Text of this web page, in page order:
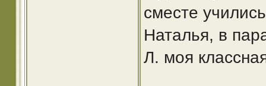
сместе
Наталья, в
Л. моя